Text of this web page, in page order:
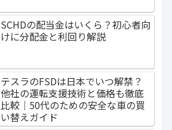
SCHDの配当金はいくら？初心者向
けに分配金と利回り解説
テスラのFSDは日本でいつ解禁？
他社の運転支援技術と価格も徹底
比較｜50代のための安全な車の買
い替えガイド